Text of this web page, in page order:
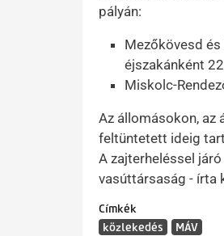
pályán:
Mezőkövesd
éjszakánként
Miskolc-
Az állomásokon, az
feltüntetett ideig
A zajterheléssel
vasúttársaság - írta
Címkék
közlekedés
MÁV